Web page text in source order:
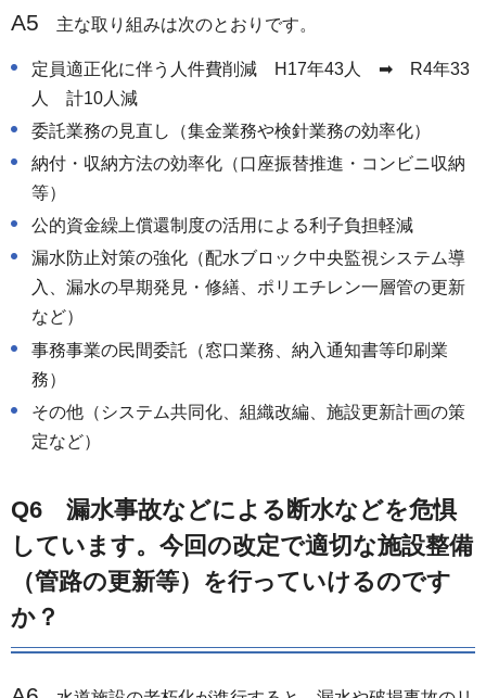
A5 主な取り組みは次のとおりです。
定員適正化に伴う人件費削減 H17年43人 ➡ R4年33
人 計10人減
委託業務の見直し（集金業務や検針業務の効率化）
納付・収納方法の効率化（口座振替推進・コンビニ収納
等）
公的資金繰上償還制度の活用による利子負担軽減
漏水防止対策の強化（配水ブロック中央監視システム導
入、漏水の早期発見・修繕、ポリエチレン一層管の更新
など）
事務事業の民間委託（窓口業務、納入通知書等印刷業
務）
その他（システム共同化、組織改編、施設更新計画の策
定など）
Q6 漏水事故などによる断水などを危惧
しています。今回の改定で適切な施設整備
（管路の更新等）を行っていけるのです
か？